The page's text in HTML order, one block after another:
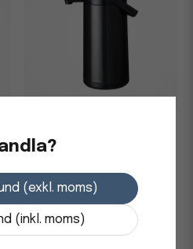
Furento 2,2L svart metallic
1 493,75 kr
Skickas från leverantör
-
(exkl. moms)
(inkl. moms)